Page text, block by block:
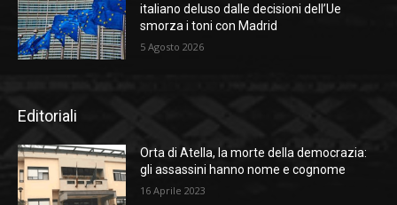
italiano deluso dalle decisioni dell’Ue
smorza i toni con Madrid
5 Agosto 2026
Editoriali
Orta di Atella, la morte della democrazia:
gli assassini hanno nome e cognome
16 Aprile 2023